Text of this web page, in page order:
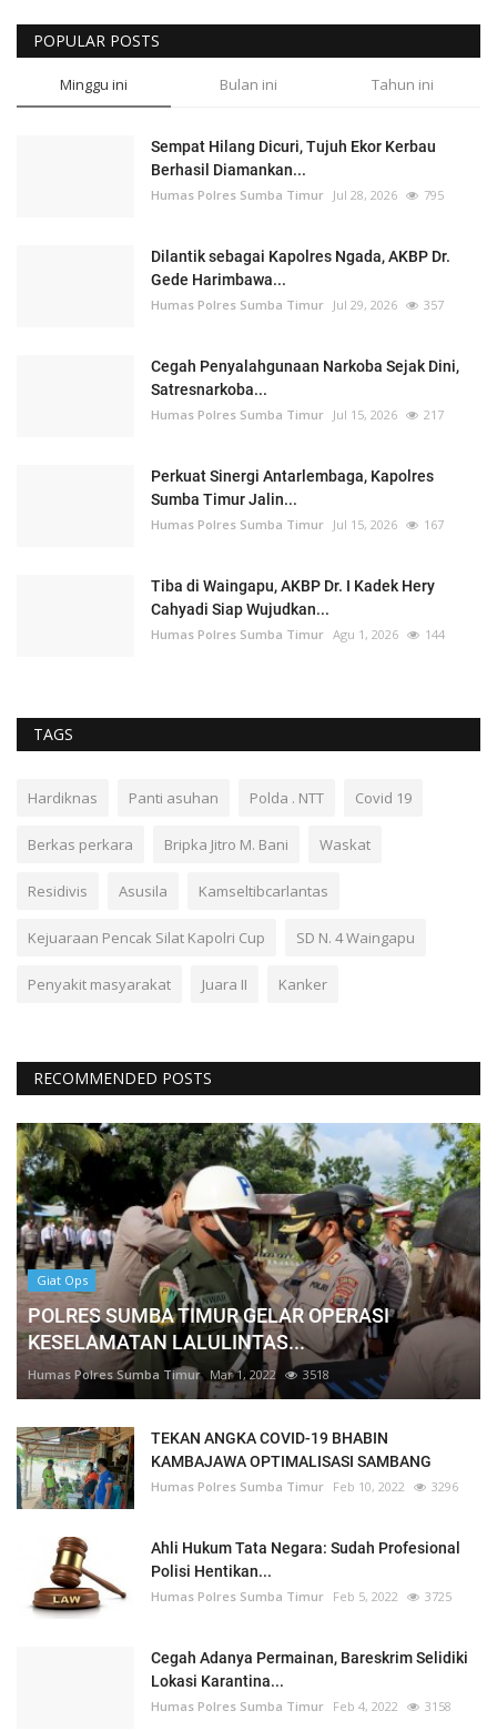
POPULAR POSTS
Minggu ini Bulan ini Tahun ini
Sempat Hilang Dicuri, Tujuh Ekor Kerbau
Berhasil Diamankan...
Humas Polres Sumba Timur Jul 28, 2026 795
Dilantik sebagai Kapolres Ngada, AKBP Dr.
Gede Harimbawa...
Humas Polres Sumba Timur Jul 29, 2026 357
Cegah Penyalahgunaan Narkoba Sejak Dini,
Satresnarkoba...
Humas Polres Sumba Timur Jul 15, 2026 217
Perkuat Sinergi Antarlembaga, Kapolres
Sumba Timur Jalin...
Humas Polres Sumba Timur Jul 15, 2026 167
Tiba di Waingapu, AKBP Dr. I Kadek Hery
Cahyadi Siap Wujudkan...
Humas Polres Sumba Timur Agu 1, 2026 144
TAGS
Hardiknas Panti asuhan Polda . NTT Covid 19
Berkas perkara Bripka Jitro M. Bani Waskat
Residivis Asusila Kamseltibcarlantas
Kejuaraan Pencak Silat Kapolri Cup SD N. 4 Waingapu
Penyakit masyarakat Juara II Kanker
RECOMMENDED POSTS
Giat Ops
POLRES SUMBA TIMUR GELAR OPERASI
KESELAMATAN LALULINTAS...
Humas Polres Sumba Timur Mar 1, 2022 3518
TEKAN ANGKA COVID-19 BHABIN
KAMBAJAWA OPTIMALISASI SAMBANG
Humas Polres Sumba Timur Feb 10, 2022 3296
Ahli Hukum Tata Negara: Sudah Profesional
Polisi Hentikan...
Humas Polres Sumba Timur Feb 5, 2022 3725
Cegah Adanya Permainan, Bareskrim Selidiki
Lokasi Karantina...
Humas Polres Sumba Timur Feb 4, 2022 3158